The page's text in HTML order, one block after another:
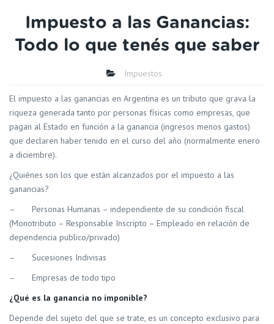
Impuesto a las Ganancias:
Todo lo que tenés que saber
Impuestos
El impuesto a las ganancias en Argentina es un tributo que grava la
riqueza generada tanto por personas físicas como empresas, que
pagan al Estado en función a la ganancia (ingresos menos gastos)
que declaren haber tenido en el curso del año (normalmente enero
a diciembre).
¿Quiénes son los que están alcanzados por el impuesto a las
ganancias?
– Personas Humanas – independiente de su condición fiscal
(Monotributo – Responsable Inscripto – Empleado en relación de
dependencia publico/privado)
– Sucesiones Indivisas
– Empresas de todo tipo
¿Qué es la ganancia no imponible?
Depende del sujeto del que se trate, es un concepto exclusivo para